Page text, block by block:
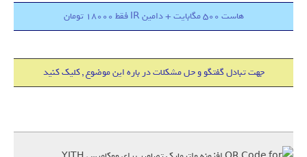
هاست 500 مگابایت + دامین IR فقط 18000 تومان
جهت تبادل گفتگو و حل مشکلات در باره این موضوع , کلیک کنید